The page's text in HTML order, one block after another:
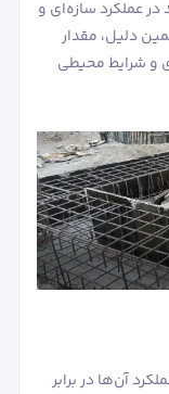
در عملکرد سازه‌ای و
دلیل، مقدار
و شرایط محیطی
آن‌ها در برابر